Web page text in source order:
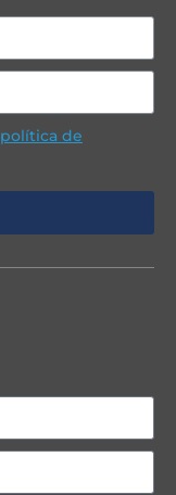
política de